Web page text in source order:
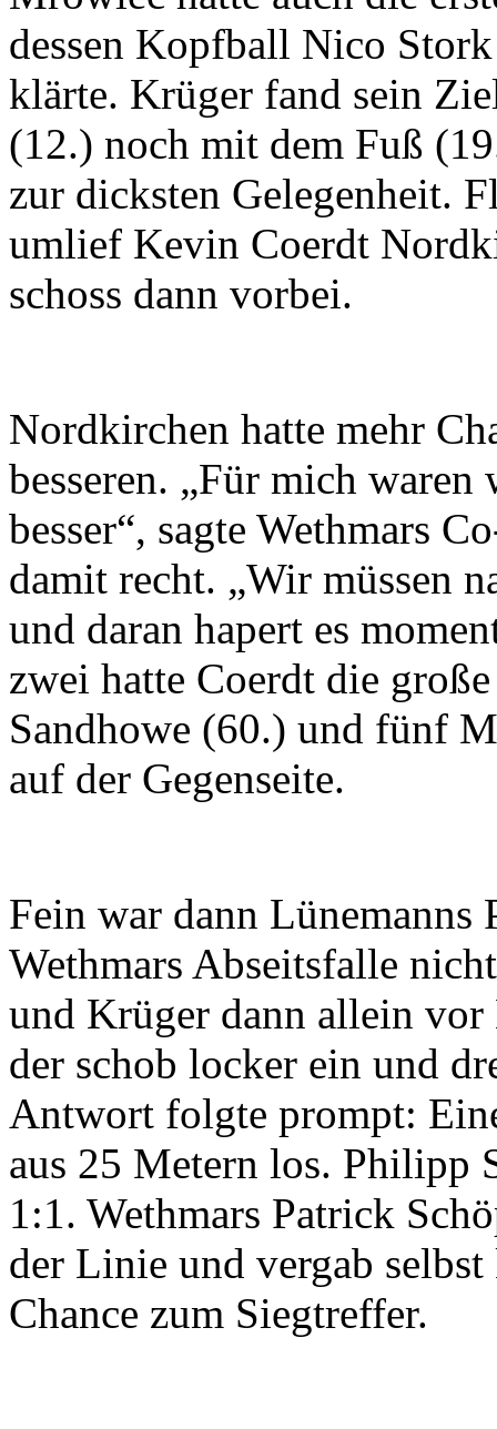
dessen Kopfball Nico
klärte. Krüger fand sein
(12.) noch mit dem Fuß
zur dicksten Gelegenheit.
umlief Kevin Coerdt
schoss dann vorbei.
Nordkirchen hatte mehr
besseren. „Für mich
besser“, sagte Wethmars
damit recht. „Wir müssen
und daran hapert es
zwei hatte Coerdt die
Sandhowe (60.) und fünf
auf der Gegenseite.
Fein war dann
Wethmars Abseitsfalle
und Krüger dann allein
der schob locker ein und
Antwort folgte prompt:
aus 25 Metern los. Philipp
1:1. Wethmars Patrick
der Linie und vergab
Chance zum Siegtreffer.